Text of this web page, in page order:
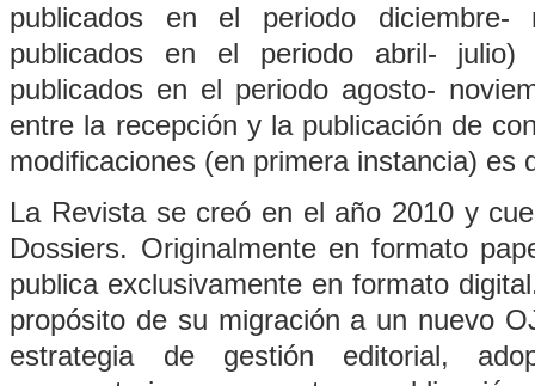
publicados en el periodo
publicados en el periodo abril-
publicados en el periodo agosto-
entre la recepción y la publicación de
modificaciones (en primera instancia) es
La Revista se creó en el año 2010 y
Dossiers. Originalmente en formato
publica exclusivamente en formato
propósito de su migración a un nuevo
estrategia de gestión editorial,